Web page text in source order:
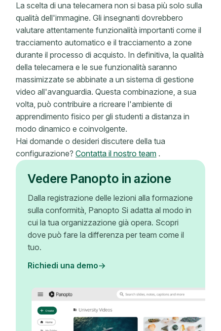
La scelta di una telecamera non si basa più solo sulla
qualità dell'immagine. Gli insegnanti dovrebbero
valutare attentamente funzionalità importanti come il
tracciamento automatico e il tracciamento a zone
durante il processo di acquisto. In definitiva, la qualità
della telecamera e le sue funzionalità saranno
massimizzate se abbinate a un sistema di gestione
video all'avanguardia. Questa combinazione, a sua
volta, può contribuire a ricreare l'ambiente di
apprendimento fisico per gli studenti a distanza in
modo dinamico e coinvolgente.
Hai domande o desideri discutere della tua
configurazione? Contatta il nostro team .
Vedere Panopto in azione
Dalla registrazione delle lezioni alla formazione
sulla conformità, Panopto Si adatta al modo in
cui la tua organizzazione già opera. Scopri
dove può fare la differenza per team come il
tuo.
Richiedi una demo